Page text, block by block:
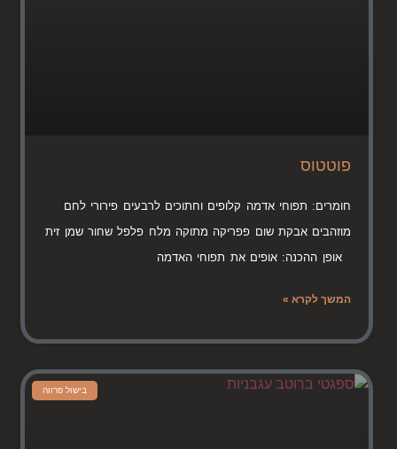
פוטטוס
חומרים: תפוחי אדמה קלופים וחתוכים לרבעים פירורי לחם
מוזהבים אבקת שום פפריקה מתוקה מלח פלפל שחור שמן זית
אופן ההכנה: אופים את תפוחי האדמה
המשך לקרא »
בישול פרווה